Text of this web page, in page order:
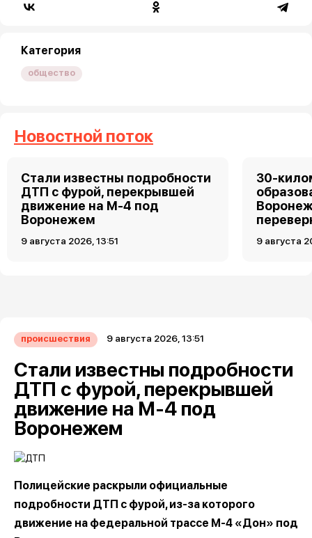
Категория
общество
Новостной поток
Стали известны подробности
ДТП с фурой, перекрывшей
движение на М-4 под
Воронежем
9 августа 2026, 13:51
30-
9 августа
происшествия 9 августа 2026, 13:51
Стали известны подробности
ДТП с фурой, перекрывшей
движение на М-4 под
Воронежем
Полицейские раскрыли официальные
подробности ДТП с фурой, из-за которого
движение на федеральной трассе М-4 «Дон» под